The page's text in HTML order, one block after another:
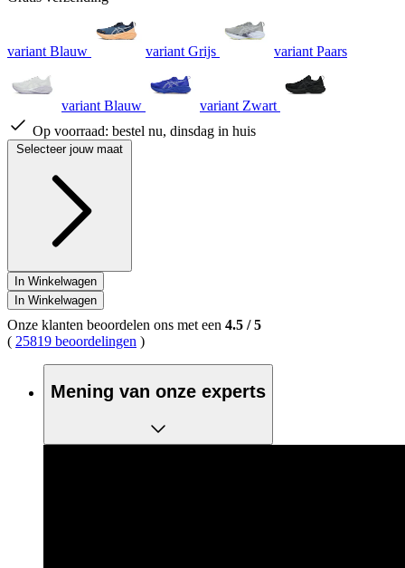
variant Blauw variant Grijs variant Paars
variant Blauw
variant Zwart
Op voorraad: bestel nu, dinsdag in huis
Selecteer jouw maat
In Winkelwagen
In Winkelwagen
Onze klanten beoordelen ons met een 4.5 /5
( 25819 beoordelingen )
Mening van onze experts